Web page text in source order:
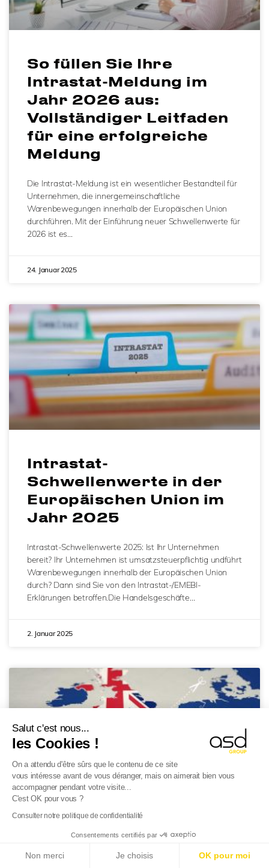
Salut c'est nous...
les Cookies !
On a attendu d'être sûrs que le contenu de ce site
vous intéresse avant de vous déranger, mais on aimerait bien vous
accompagner pendant votre visite...
C'est OK pour vous ?
Consulter notre politique de confidentialité
Consentements certifiés par
Non merci Je choisis OK pour moi
So füllen Sie Ihre
Intrastat-Meldung im
Jahr 2026 aus:
Vollständiger Leitfaden
für eine erfolgreiche
Meldung
Die Intrastat-Meldung ist ein wesentlicher Bestandteil für
Unternehmen, die innergemeinschaftliche
Warenbewegungen innerhalb der Europäischen Union
durchführen. Mit der Einführung neuer Schwellenwerte für
2026 ist es…
24. Januar 2025
Intrastat-
Schwellenwerte in der
Europäischen Union im
Jahr 2025
Intrastat-Schwellenwerte 2025: Ist Ihr Unternehmen
bereit? Ihr Unternehmen ist umsatzsteuerpflichtig undführt
Warenbewegungen innerhalb der Europäischen Union
durch? Dann sind Sie von den Intrastat-/EMEBI-
Erklärungen betroffen.Die Handelsgeschäfte…
2. Januar 2025
Schutzmeldungen (GB
E-Reporting in Frankreich ab dem 01.09.2026
Mehr erfahren